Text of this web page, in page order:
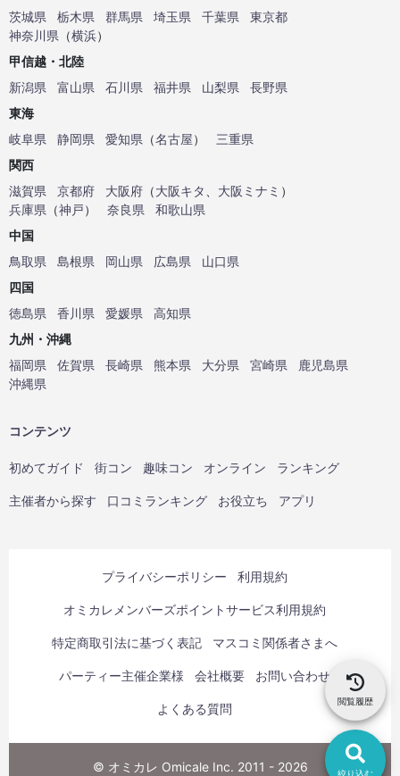
絞り込む
閲覧履歴
茨城県
栃木県 群馬県 埼玉県 千葉県
東京都
神奈川県 （横浜）
甲信越・北陸
新潟県
富山県 石川県 福井県 山梨県
長野県
東海
岐阜県
静岡県 愛知県 （名古屋）
三重県
関西
滋賀県
京都府 大阪府 （大阪キタ、 大阪ミナミ ）
兵庫県 （神戸） 奈良県
和歌山県
中国
鳥取県
島根県 岡山県 広島県
山口県
四国
徳島県
香川県 愛媛県
高知県
九州・沖縄
福岡県
佐賀県 長崎県 熊本県 大分県 宮崎県
鹿児島県
沖縄県
コンテンツ
初めてガイド 街コン 趣味コン オンライン ランキング
主催者から探す 口コミランキング お役立ち アプリ
プライバシーポリシー 利用規約
オミカレメンバーズポイントサービス利用規約
特定商取引法に基づく表記 マスコミ関係者さまへ
パーティー主催企業様 会社概要 お問い合わせ
よくある質問
© オミカレ Omicale Inc. 2011 - 2026